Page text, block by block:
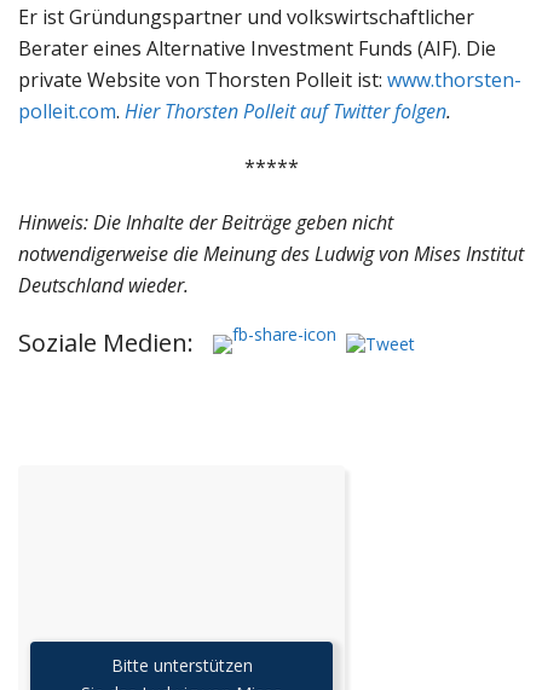
Er ist Gründungspartner und volkswirtschaftlicher
Berater eines Alternative Investment Funds (AIF). Die
private Website von Thorsten Polleit ist: www.thorsten-
polleit.com. Hier Thorsten Polleit auf Twitter folgen.
*****
Hinweis: Die Inhalte der Beiträge geben nicht
notwendigerweise die Meinung des Ludwig von Mises Institut
Deutschland wieder.
Soziale Medien:
Bitte unterstützen